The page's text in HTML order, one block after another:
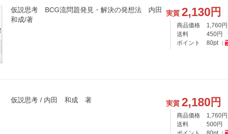
仮説思考 BCG流問題発見・解決の発想法 内田
和成/著
実質 2,130円
商品価格 1,760円
送料
450円
ポイント
80pt（
仮説思考 / 内田 和成 著 実質 2,180円
商品価格 1,760円
送料
500円